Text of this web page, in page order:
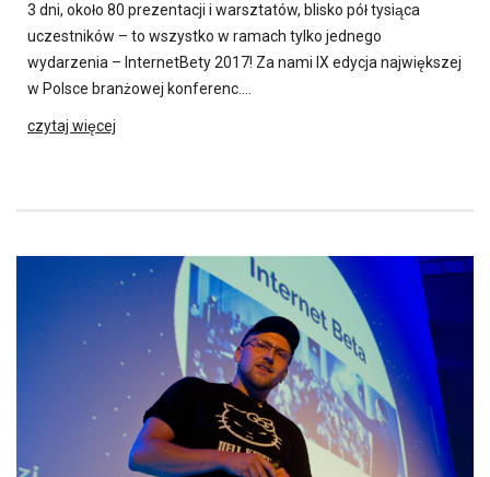
3 dni, około 80 prezentacji i warsztatów, blisko pół tysiąca
uczestników – to wszystko w ramach tylko jednego
wydarzenia – InternetBety 2017! Za nami IX edycja największej
w Polsce branżowej konferenc….
czytaj więcej